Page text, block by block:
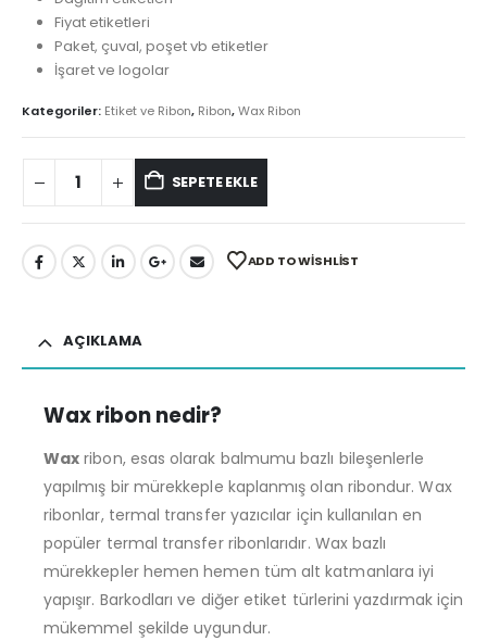
Fiyat etiketleri
Paket, çuval, poşet vb etiketler
İşaret ve logolar
Kategoriler: Etiket ve Ribon, Ribon,Wax Ribon
SEPETE EKLE
ADD TO WISHLIST
AÇIKLAMA
Wax ribon nedir?
Wax ribon, esas olarak balmumu bazlı bileşenlerle
yapılmış bir mürekkeple kaplanmış olan ribondur. Wax
ribonlar, termal transfer yazıcılar için kullanılan en
popüler termal transfer ribonlarıdır. Wax bazlı
mürekkepler hemen hemen tüm alt katmanlara iyi
yapışır. Barkodları ve diğer etiket türlerini yazdırmak için
mükemmel şekilde uygundur.